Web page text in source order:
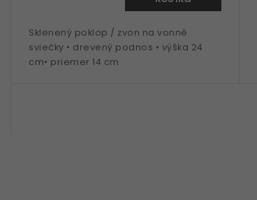
Sklenený poklop / zvon na vonné
sviečky • drevený podnos • výška 24
cm• priemer 14 cm